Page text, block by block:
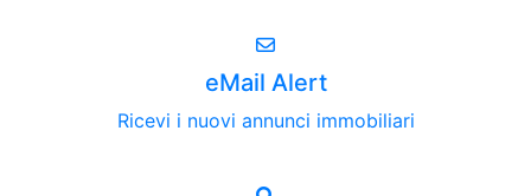
eMail Alert
Ricevi i nuovi annunci immobiliari